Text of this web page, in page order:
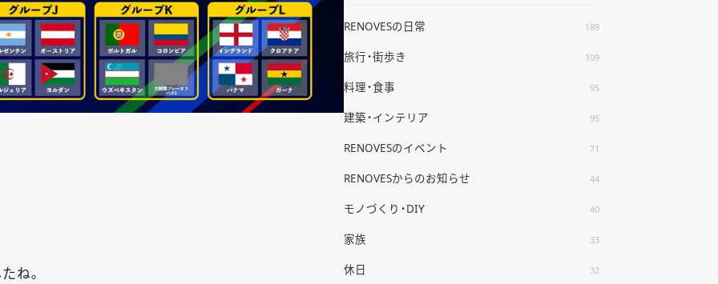
ね。
RENOVESの日常 189
旅行・街歩き 109
料理・食事 95
建築・インテリア 95
RENOVESのイベント 71
RENOVESからのお知らせ 44
モノづくり・DIY 40
家族 33
休日 32